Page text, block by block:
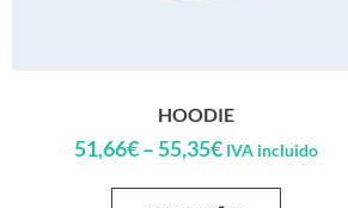
HOODIE
51,66€– 55,35€ IVA incluido